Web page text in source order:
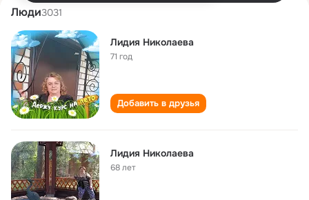
Люди3031
Лидия Николаева
71 год
Добавить в друзья
Лидия Николаева
68 лет